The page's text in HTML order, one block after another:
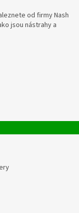
od firmy Nash
jsou nástrahy a